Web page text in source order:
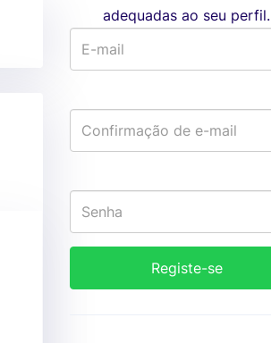
adequadas ao seu perfil.